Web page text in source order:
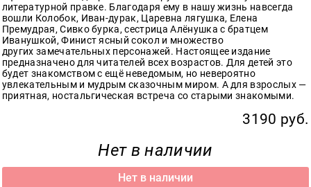
литературной правке. Благодаря ему в нашу жизнь навсегда
вошли Колобок, Иван-дурак, Царевна лягушка, Елена
Премудрая, Сивко бурка, сестрица Алёнушка с братцем
Иванушкой, Финист ясный сокол и множество
других замечательных персонажей. Настоящее издание
предназначено для читателей всех возрастов. Для детей это
будет знакомством с ещё неведомым, но невероятно
увлекательным и мудрым сказочным миром. А для взрослых —
приятная, ностальгическая встреча со старыми знакомыми.
3190 руб.
Нет в наличии
Нет в наличии
Контакты
+7(499)
350-17-
79
Москва